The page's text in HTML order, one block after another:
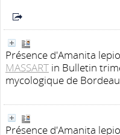
Présence d'Amanita
MASSART in Bulletin
mycologique de
Présence d'Amanita